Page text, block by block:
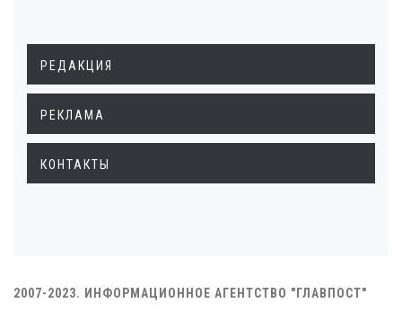
РЕДАКЦИЯ
РЕКЛАМА
КОНТАКТЫ
2007-2023. ИНФОРМАЦИОННОЕ АГЕНТСТВО "ГЛАВПОСТ"